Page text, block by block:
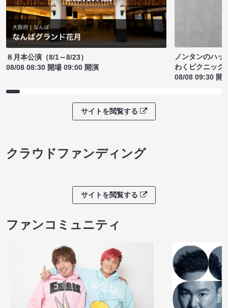
８月本公演（8/1～8/23）
08/08 08:30 開場 09:00 開演
ノンタンのハッ
わくピクニック
08/08 09:30 開
サイトを閲覧する
クラウドファンディング
サイトを閲覧する
ファンコミュニティ